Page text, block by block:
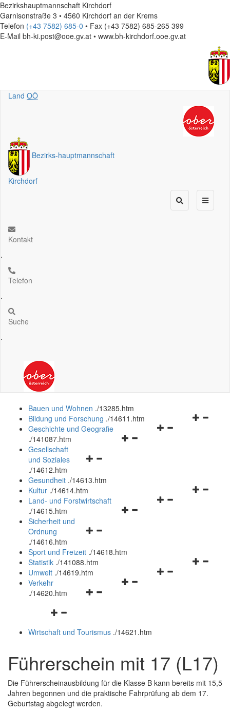
Bezirkshauptmannschaft Kirchdorf
Garnisonstraße 3 • 4560 Kirchdorf an der Krems
Telefon (+43 7582) 685-0 • Fax (+43 7582) 685-265 399
E-Mail bh-ki.post@ooe.gv.at • www.bh-kirchdorf.ooe.gv.at
Land OÖ
Bezirks-hauptmannschaft
Kirchdorf
Kontakt
.
Telefon
.
Suche
.
Bauen und Wohnen ./13285.htm
Navigationsmenü
Bildung und Forschung ./14611.htm
Navigationsmenü
Geschichte und Geografie
./141087.htm
Navigationsmenü
und
schließen
Gesellschaft
und Soziales
./14612.htm
Gesundheit ./14613.htm
Navigationsmenü
Kultur ./14614.htm
Navigationsmenü
Land- und Forstwirtschaft
./14615.htm
Navigationsmenü
und
schließen
Sicherheit und
Ordnung
./14616.htm
Sport und Freizeit ./14618.htm
Navigationsmenü
Statistik ./141088.htm
Navigationsmenü
Umwelt ./14619.htm
Navigationsmenü
Verkehr
./14620.htm
Navigationsmenü
und
Wirtschaft und Tourismus ./14621.htm
Führerschein mit 17 (L17)
Die Führerscheinausbildung für die Klasse B kann bereits mit 15,5
Jahren begonnen und die praktische Fahrprüfung ab dem 17.
Geburtstag abgelegt werden.